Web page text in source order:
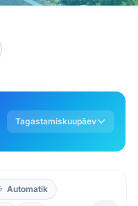
Tagastamiskuupäev
Automatik